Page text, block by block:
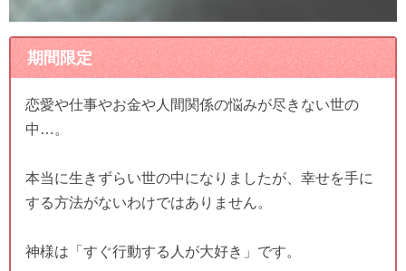
期間限定
恋愛や仕事やお金や人間関係の悩みが尽きない世の
中…。
本当に生きずらい世の中になりましたが、幸せを手に
する方法がないわけではありません。
神様は「すぐ行動する人が大好き」です。